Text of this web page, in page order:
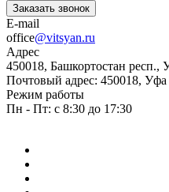
Заказать звонок
E-mail
office@vitsyan.ru
Адрес
450018, Башкортостан респ.,
Почтовый адрес: 450018, Уфа
Режим работы
Пн - Пт: с 8:30 до 17:30